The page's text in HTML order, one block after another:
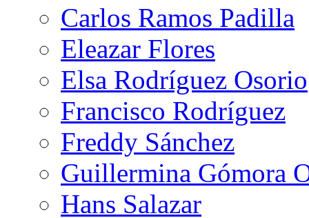
Carlos Ramos Padilla
Eleazar Flores
Elsa Rodríguez Osorio
Francisco Rodríguez
Freddy Sánchez
Guillermina Gómora
Hans Salazar